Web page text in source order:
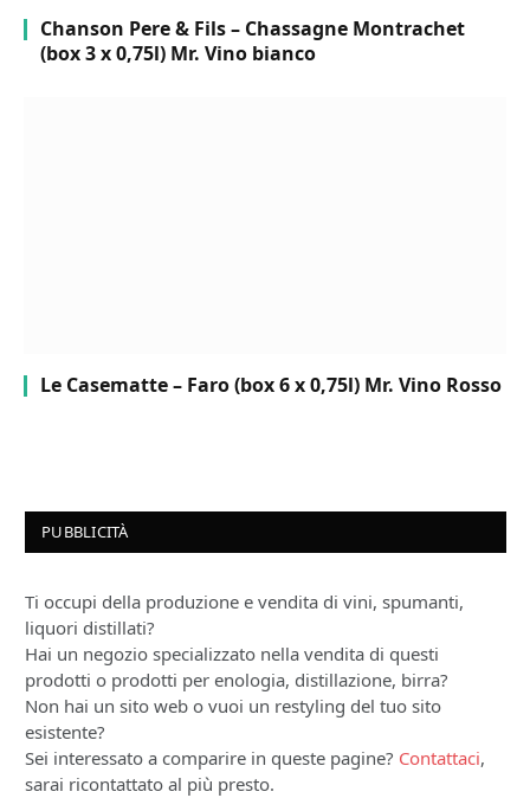
Chanson Pere & Fils – Chassagne Montrachet
(box 3 x 0,75l) Mr. Vino bianco
Le Casematte – Faro (box 6 x 0,75l) Mr. Vino Rosso
PUBBLICITÀ
Ti occupi della produzione e vendita di vini, spumanti,
liquori distillati?
Hai un negozio specializzato nella vendita di questi
prodotti o prodotti per enologia, distillazione, birra?
Non hai un sito web o vuoi un restyling del tuo sito
esistente?
Sei interessato a comparire in queste pagine? Contattaci,
sarai ricontattato al più presto.